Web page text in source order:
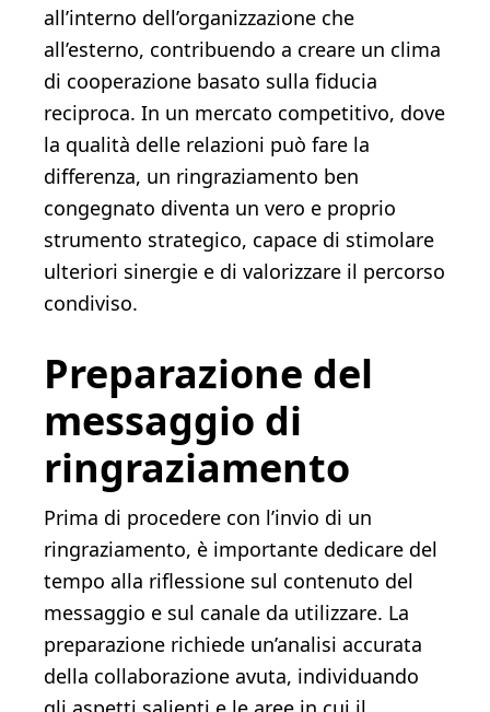
all’interno dell’organizzazione che
all’esterno, contribuendo a creare un clima
di cooperazione basato sulla fiducia
reciproca. In un mercato competitivo, dove
la qualità delle relazioni può fare la
differenza, un ringraziamento ben
congegnato diventa un vero e proprio
strumento strategico, capace di stimolare
ulteriori sinergie e di valorizzare il percorso
condiviso.
Preparazione del
messaggio di
ringraziamento
Prima di procedere con l’invio di un
ringraziamento, è importante dedicare del
tempo alla riflessione sul contenuto del
messaggio e sul canale da utilizzare. La
preparazione richiede un’analisi accurata
della collaborazione avuta, individuando